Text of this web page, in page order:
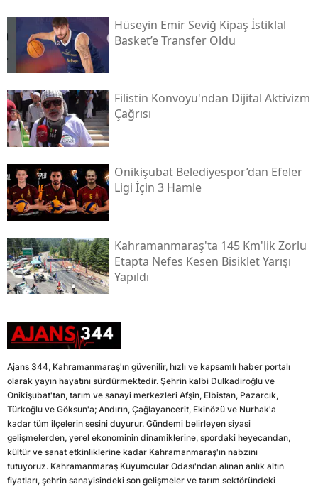
Hüseyin Emir Seviğ Kipaş İstiklal
Basket’e Transfer Oldu
Filistin Konvoyu'ndan Dijital Aktivizm
Çağrısı
Onikişubat Belediyespor’dan Efeler
Ligi İçin 3 Hamle
Kahramanmaraş'ta 145 Km'lik Zorlu
Etapta Nefes Kesen Bisiklet Yarışı
Yapıldı
Ajans 344, Kahramanmaraş'ın güvenilir, hızlı ve kapsamlı haber portalı
olarak yayın hayatını sürdürmektedir. Şehrin kalbi Dulkadiroğlu ve
Onikişubat'tan, tarım ve sanayi merkezleri Afşin, Elbistan, Pazarcık,
Türkoğlu ve Göksun'a; Andırın, Çağlayancerit, Ekinözü ve Nurhak'a
kadar tüm ilçelerin sesini duyurur. Gündemi belirleyen siyasi
gelişmelerden, yerel ekonominin dinamiklerine, spordaki heyecandan,
kültür ve sanat etkinliklerine kadar Kahramanmaraş'ın nabzını
tutuyoruz. Kahramanmaraş Kuyumcular Odası'ndan alınan anlık altın
fiyatları, şehrin sanayisindeki son gelişmeler ve tarım sektöründeki